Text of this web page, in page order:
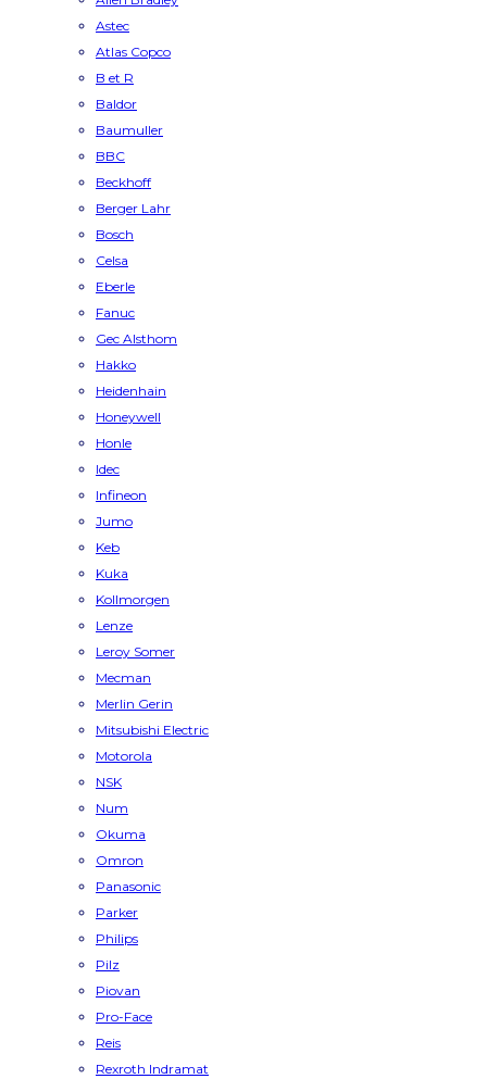
Astec
Atlas Copco
B et R
Baldor
Baumuller
BBC
Beckhoff
Berger Lahr
Bosch
Celsa
Eberle
Fanuc
Gec Alsthom
Hakko
Heidenhain
Honeywell
Honle
Idec
Infineon
Jumo
Keb
Kuka
Kollmorgen
Lenze
Leroy Somer
Mecman
Merlin Gerin
Mitsubishi Electric
Motorola
NSK
Num
Okuma
Omron
Panasonic
Parker
Philips
Pilz
Piovan
Pro-Face
Reis
Rexroth Indramat